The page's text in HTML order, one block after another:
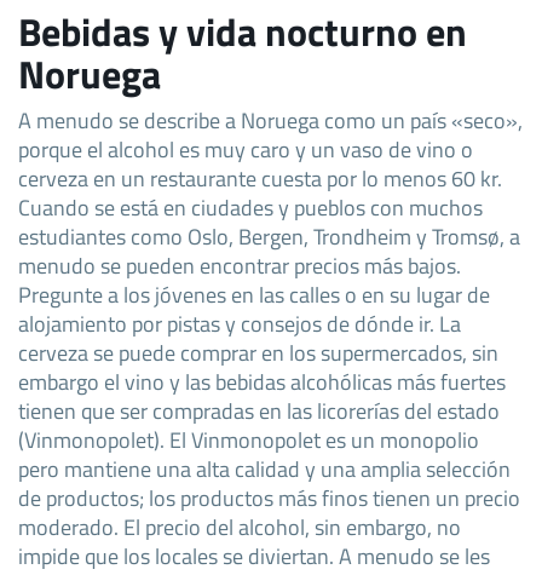
Bebidas y vida nocturno en
Noruega
A menudo se describe a Noruega como un país «seco»,
porque el alcohol es muy caro y un vaso de vino o
cerveza en un restaurante cuesta por lo menos 60 kr.
Cuando se está en ciudades y pueblos con muchos
estudiantes como Oslo, Bergen, Trondheim y Tromsø, a
menudo se pueden encontrar precios más bajos.
Pregunte a los jóvenes en las calles o en su lugar de
alojamiento por pistas y consejos de dónde ir. La
cerveza se puede comprar en los supermercados, sin
embargo el vino y las bebidas alcohólicas más fuertes
tienen que ser compradas en las licorerías del estado
(Vinmonopolet). El Vinmonopolet es un monopolio
pero mantiene una alta calidad y una amplia selección
de productos; los productos más finos tienen un precio
moderado. El precio del alcohol, sin embargo, no
impide que los locales se diviertan. A menudo se les